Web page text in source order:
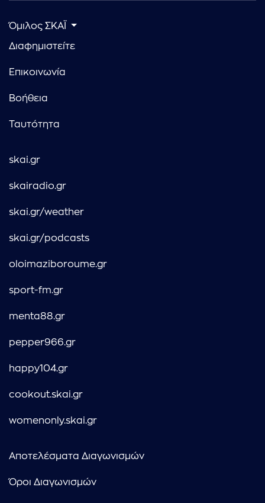
Όμιλος ΣΚΑΪ
Διαφημιστείτε
Επικοινωνία
Βοήθεια
Ταυτότητα
skai.gr
skairadio.gr
skai.gr/weather
skai.gr/podcasts
oloimaziboroume.gr
sport-fm.gr
menta88.gr
pepper966.gr
happy104.gr
cookout.skai.gr
womenonly.skai.gr
Αποτελέσματα Διαγωνισμών
Όροι Διαγωνισμών